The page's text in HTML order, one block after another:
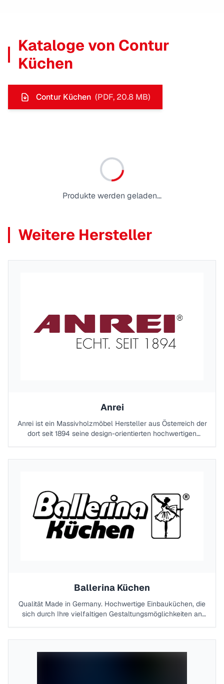
Kataloge von Contur
Küchen
Contur Küchen (PDF, 20.8 MB)
Produkte werden geladen...
Weitere Hersteller
Anrei
Anrei ist ein Massivholzmöbel Hersteller aus Österreich der
dort seit 1894 seine design-orientierten hochwertigen
naturverbundene Oberflächenbehandlung mit
wasserlöslichen Lacken wurde Anrei als erster
europäischer Hersteller mit dem Öko Audit ausgezeichnet.
Auch für die geölten Oberflächen verwendet Anrei
ausschließlich veredelte pflanzliche Öle, die den
Ballerina Küchen
Qualität Made in Germany. Hochwertige Einbauküchen, die
sich durch Ihre vielfaltigen Gestaltungsmöglichkeiten an